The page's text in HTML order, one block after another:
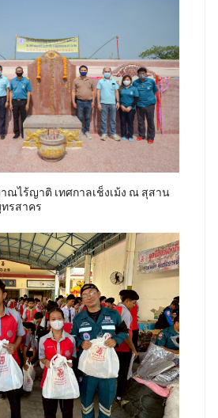
ไร้ญาติ เทศกาลเช็งเม้ง ณ สุสาน
รสาคร